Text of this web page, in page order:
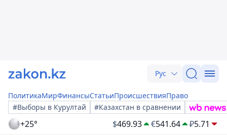
Рус
ПолитикаМирФинансыСтатьиПроисшествияПраво
#Выборы в Курултай
#Казахстан в сравнении
+25° $469.93 €541.64 ₽5.71